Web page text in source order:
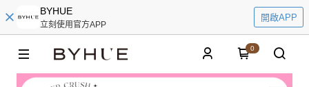
BYHUE
立刻使用官方APP
開啟APP
0